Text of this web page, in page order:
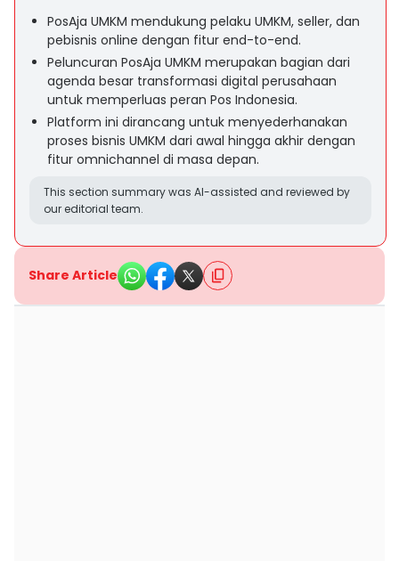
PosAja UMKM mendukung pelaku UMKM, seller, dan
pebisnis online dengan fitur end-to-end.
Peluncuran PosAja UMKM merupakan bagian dari
agenda besar transformasi digital perusahaan
untuk memperluas peran Pos Indonesia.
Platform ini dirancang untuk menyederhanakan
proses bisnis UMKM dari awal hingga akhir dengan
fitur omnichannel di masa depan.
This section summary was AI-assisted and reviewed by
our editorial team.
Share Article